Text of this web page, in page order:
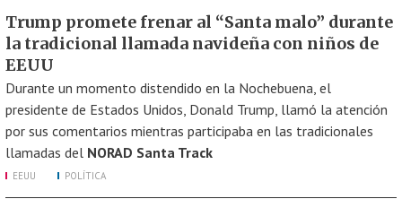
Trump promete frenar al “Santa malo” durante
la tradicional llamada navideña con niños de
EEUU
Durante un momento distendido en la Nochebuena, el
presidente de Estados Unidos, Donald Trump, llamó la atención
por sus comentarios mientras participaba en las tradicionales
llamadas del NORAD Santa Track
EEUU POLÍTICA